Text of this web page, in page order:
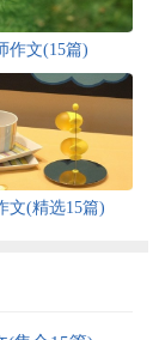
作文(15篇)
文(精选15篇)